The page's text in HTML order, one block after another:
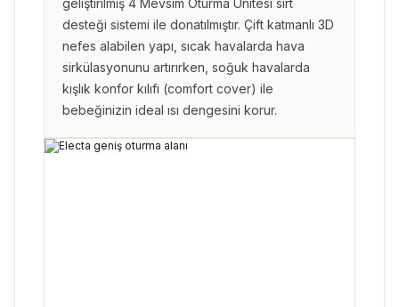
geliştirilmiş 4 Mevsim Oturma Ünitesi sırt
desteği sistemi ile donatılmıştır. Çift katmanlı 3D
nefes alabilen yapı, sıcak havalarda hava
sirkülasyonunu artırırken, soğuk havalarda
kışlık konfor kılıfı (comfort cover) ile
bebeğinizin ideal ısı dengesini korur.